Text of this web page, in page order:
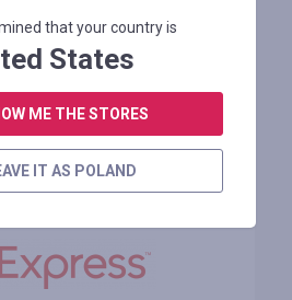
ŻEBY ZOSTAWIĆ OPINIĘ
sklepy
that your country is
States
ME THE STORES
IT AS POLAND